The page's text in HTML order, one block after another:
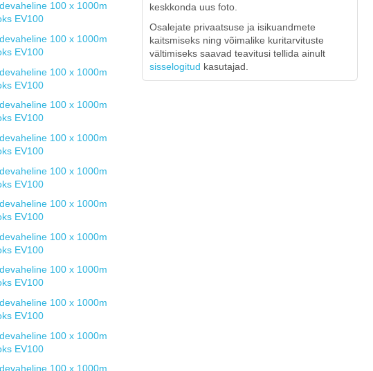
keskkonda uus foto.
Osalejate privaatsuse ja isikuandmete
kaitsmiseks ning võimalike kuritarvituste
vältimiseks saavad teavitusi tellida ainult
sisselogitud kasutajad.